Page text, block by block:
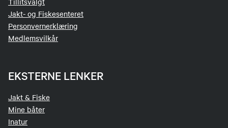
Jakt- og Fiskesenteret
Personvernerklæring
Medlemsvilkår
EKSTERNE LENKER
Jakt & Fiske
Mine båter
Inatur